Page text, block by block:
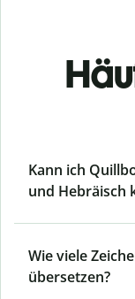
Kann ich
und Hebräisch
Wie viele
übersetzen?